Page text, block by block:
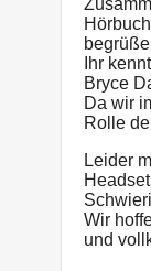
Ihr
Bryce
Da wir
Rolle
Leider
Wir
und